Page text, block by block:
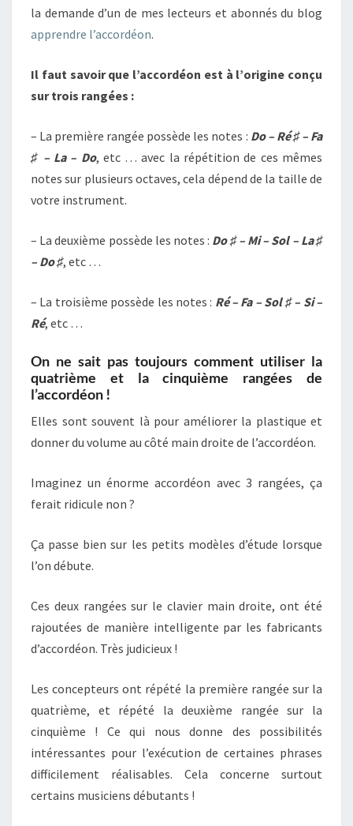
la demande d’un de mes lecteurs et abonnés du blog
apprendre l’accordéon.
Il faut savoir que l’accordéon est à l’origine conçu
sur trois rangées :
– La première rangée possède les notes : Do – Ré ♯ – Fa
♯ – La – Do, etc … avec la répétition de ces mêmes
notes sur plusieurs octaves, cela dépend de la taille de
votre instrument.
– La deuxième possède les notes : Do ♯ – Mi – Sol – La ♯
– Do ♯, etc …
– La troisième possède les notes : Ré – Fa – Sol ♯ – Si –
Ré, etc …
On ne sait pas toujours comment utiliser la
quatrième et la cinquième rangées de
l’accordéon !
Elles sont souvent là pour améliorer la plastique et
donner du volume au côté main droite de l’accordéon.
Imaginez un énorme accordéon avec 3 rangées, ça
ferait ridicule non ?
Ça passe bien sur les petits modèles d’étude lorsque
l’on débute.
Ces deux rangées sur le clavier main droite, ont été
rajoutées de manière intelligente par les fabricants
d’accordéon. Très judicieux !
Les concepteurs ont répété la première rangée sur la
quatrième, et répété la deuxième rangée sur la
cinquième ! Ce qui nous donne des possibilités
intéressantes pour l’exécution de certaines phrases
difficilement réalisables. Cela concerne surtout
certains musiciens débutants !